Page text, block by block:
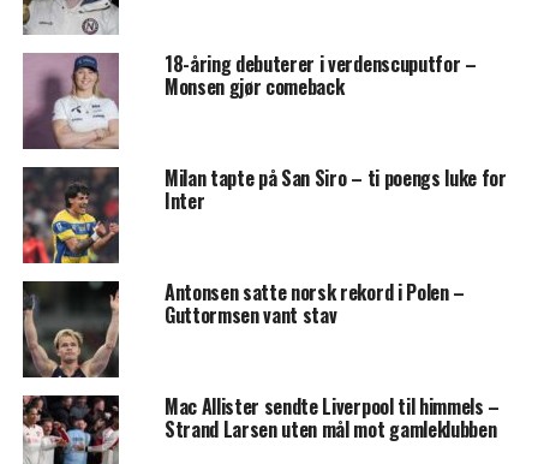
18-åring debuterer i verdenscuputfor –
Monsen gjør comeback
Milan tapte på San Siro – ti poengs luke for
Inter
Antonsen satte norsk rekord i Polen –
Guttormsen vant stav
Mac Allister sendte Liverpool til himmels –
Strand Larsen uten mål mot gamleklubben